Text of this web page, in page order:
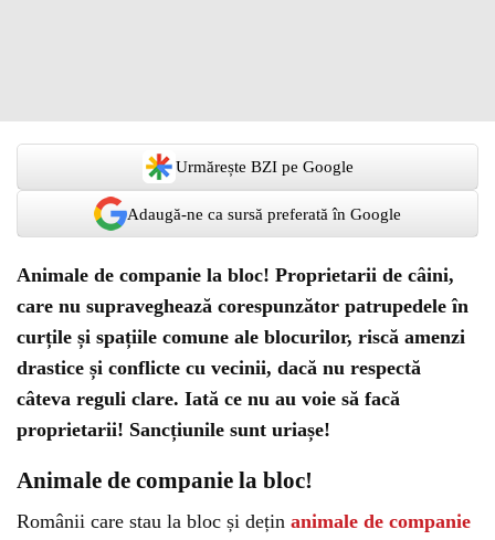
Urmărește BZI pe Google
Adaugă-ne ca sursă preferată în Google
Animale de companie la bloc! Proprietarii de câini,
care nu supraveghează corespunzător patrupedele în
curțile și spațiile comune ale blocurilor, riscă amenzi
drastice și conflicte cu vecinii, dacă nu respectă
câteva reguli clare. Iată ce nu au voie să facă
proprietarii! Sancțiunile sunt uriașe!
Animale de companie la bloc!
Românii care stau la bloc și dețin animale de companie